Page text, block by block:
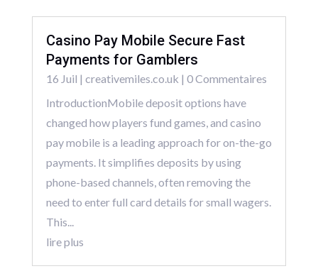
Casino Pay Mobile Secure Fast
Payments for Gamblers
16 Juil | creativemiles.co.uk | 0 Commentaires
IntroductionMobile deposit options have
changed how players fund games, and casino
pay mobile is a leading approach for on-the-go
payments. It simplifies deposits by using
phone-based channels, often removing the
need to enter full card details for small wagers.
This...
lire plus